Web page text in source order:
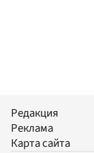
Редакция
Реклама
Карта сайта